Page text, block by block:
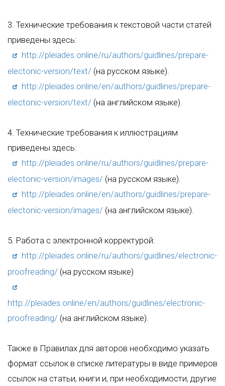
3. Технические требования к текстовой части статей
приведены здесь:
http://pleiades.online/ru/authors/guidlines/prepare-
electonic-version/text/ (на русском языке).
http://pleiades.online/en/authors/guidlines/prepare-
electonic-version/text/ (на английском языке).
4. Технические требования к иллюстрациям
приведены здесь:
http://pleiades.online/ru/authors/guidlines/prepare-
electonic-version/images/ (на русском языке).
http://pleiades.online/en/authors/guidlines/prepare-
electonic-version/images/ (на английском языке).
5. Работа с электронной корректурой:
http://pleiades.online/ru/authors/guidlines/electronic-
proofreading/ (на русском языке)
http://pleiades.online/en/authors/guidlines/electronic-
proofreading/ (на английском языке).
Также в Правилах для авторов необходимо указать
формат ссылок в списке литературы в виде примеров
ссылок на статьи, книги и, при необходимости, другие